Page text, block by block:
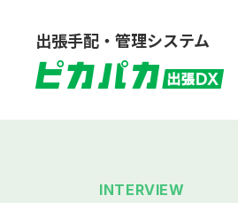
出張手配・管理システム
INTERVIEW